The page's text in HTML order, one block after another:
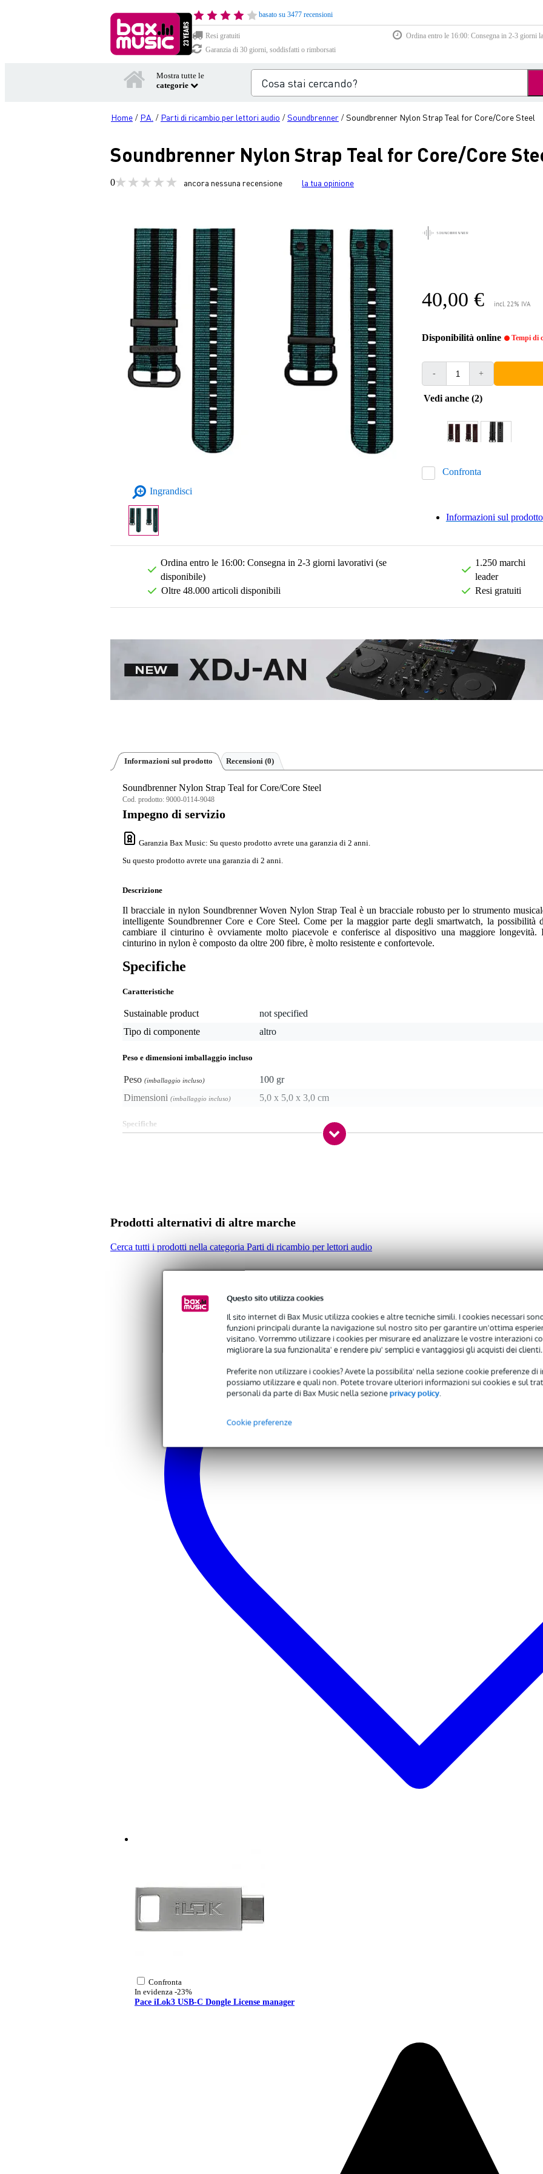
Questo sito utilizza cookies
Il sito internet di Bax Music utilizza cookies e altre tecniche simili. I cookies necessari
funzioni principali durante la navigazione sul nostro sito per garantire un'ottima
visitano. Vorremmo utilizzare i cookies per misurare ed analizzare le vostre interazioni
migliorare la sua funzionalita' e rendere piu' semplici e vantaggiosi gli acquisti dei clienti.
Preferite non utilizzare i cookies? Avete la possibilita' nella sezione cookie preferenze di
possiamo utilizzare e quali non. Potete trovare ulteriori informazioni sui cookies e sul
personali da parte di Bax Music nella sezioneprivacy policy.
Cookie preferenze
basato su 3477 recensioni
Resi gratuiti
Ordina entro le 16:00: Consegna in 2-3 giorni
Garanzia di 30 giorni, soddisfatti o rimborsati
Mostra tutte le
categorie
Home / P.A. / Parti di ricambio per lettori audio /Soundbrenner /Soundbrenner Nylon Strap Teal for Core/Core Steel
Soundbrenner Nylon Strap Teal for Core/Core
0 ancora nessuna recensione la tua opinione
Ingrandisci
40,00 € incl. 22% IVA
Disponibilità online Tempi di
- +
Vedi anche (2)
Confronta
Informazioni sul prodotto
Ordina entro le 16:00: Consegna in 2-3 giorni lavorativi (se
disponibile)
Oltre 48.000 articoli disponibili
1.250 marchi
leader
Resi gratuiti
Informazioni sul prodotto Recensioni (0)
Soundbrenner Nylon Strap Teal for Core/Core Steel
Cod. prodotto: 9000-0114-9048
Impegno di servizio
Garanzia Bax Music: Su questo prodotto avrete una garanzia di 2 anni.
Su questo prodotto avrete una garanzia di 2 anni.
Descrizione
Il bracciale in nylon Soundbrenner Woven Nylon Strap Teal è un bracciale robusto per lo strumento
intelligente Soundbrenner Core e Core Steel. Come per la maggior parte degli smartwatch, la possibilità
cambiare il cinturino è ovviamente molto piacevole e conferisce al dispositivo una maggiore longevità.
cinturino in nylon è composto da oltre 200 fibre, è molto resistente e confortevole.
Specifiche
Caratteristiche
Sustainable product
not specified
Tipo di componente
altro
Peso e dimensioni imballaggio incluso
Peso (imballaggio incluso)
100 gr
Dimensioni (imballaggio incluso) 5,0 x 5,0 x 3,0 cm
Specifiche
appositamente per i Soundbrenner Core e Core Steel
Prodotti alternativi di altre marche
Cerca tutti i prodotti nella categoria Parti di ricambio per lettori audio
Confronta
In evidenza -23%
Pace iLok3 USB-C Dongle License manager